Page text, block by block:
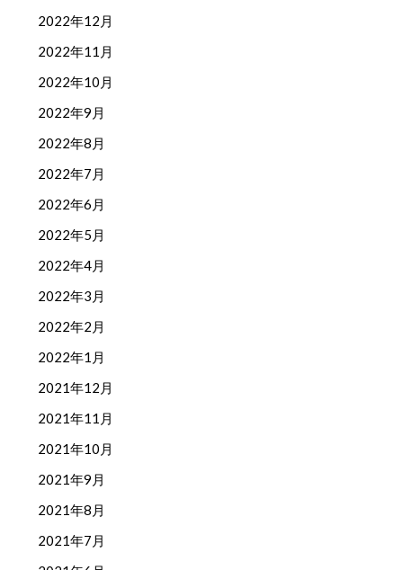
2022年12月
2022年11月
2022年10月
2022年9月
2022年8月
2022年7月
2022年6月
2022年5月
2022年4月
2022年3月
2022年2月
2022年1月
2021年12月
2021年11月
2021年10月
2021年9月
2021年8月
2021年7月